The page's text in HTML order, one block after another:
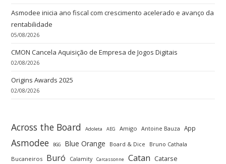
Asmodee inicia ano fiscal com crescimento acelerado e avanço da
rentabilidade
05/08/2026
CMON Cancela Aquisição de Empresa de Jogos Digitais
02/08/2026
Origins Awards 2025
02/08/2026
Across the Board Adoleta AEG Amigo Antoine Bauza App
Asmodee BGG Blue Orange Board & Dice
Bruno Cathala
Bucaneiros Buró Calamity Carcassonne Catan Catarse